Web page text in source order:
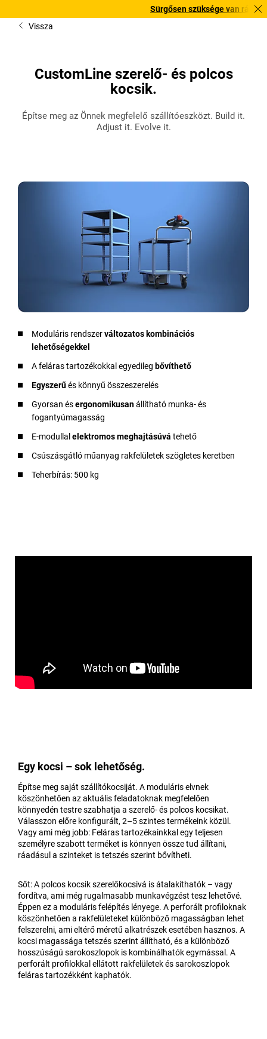
Sürgősen szüksége van rá?
Vissza
CustomLine szerelő- és polcos
kocsik.
Építse meg az Önnek megfelelő szállítóeszközt. Build it.
Adjust it. Evolve it.
Moduláris rendszerváltozatos kombinációs
lehetőségekkel
A feláras tartozékokkal egyedileg bővíthető
Egyszerűés könnyű összeszerelés
Gyorsan ésergonomikusanállítható munka- és
fogantyúmagasság
E-modullal elektromos meghajtásúvá tehető
Csúszásgátló műanyag rakfelületek szögletes keretben
Teherbírás: 500 kg
Egy kocsi – sok lehetőség.
Építse meg saját szállítókocsiját. A moduláris elvnek
köszönhetően az aktuális feladatoknak megfelelően
könnyedén testre szabhatja a szerelő- és polcos kocsikat.
Válasszon előre konfigurált, 2–5 szintes termékeink közül.
Vagy ami még jobb: Feláras tartozékainkkal egy teljesen
személyre szabott terméket is könnyen össze tud állítani,
ráadásul a szinteket is tetszés szerint bővítheti.
Sőt: A polcos kocsik szerelőkocsivá is átalakíthatók – vagy
fordítva, ami még rugalmasabb munkavégzést tesz lehetővé.
Éppen ez a moduláris felépítés lényege. A perforált profiloknak
köszönhetően a rakfelületeket különböző magasságban lehet
felszerelni, ami eltérő méretű alkatrészek esetében hasznos. A
kocsi magassága tetszés szerint állítható, és a különböző
hosszúságú sarokoszlopok is kombinálhatók egymással. A
perforált profilokkal ellátott rakfelületek és sarokoszlopok
feláras tartozékként kaphatók.